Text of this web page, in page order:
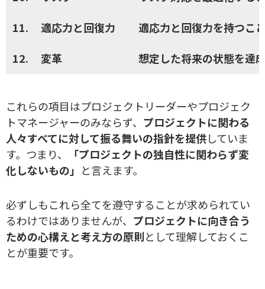
11.
適応力と回復力
適応力と回復力を持つこ
12.
変革 想定した将来の状態を達
これらの項目はプロジェクトリーダーやプロジェク
トマネージャーのみならず、 プロジェクトに関わる
人々すべてに対して振る舞いの指針を提供していま
す。つまり、
「プロジェクトの独自性に関わらず変
化しないもの」 と言えます。
必ずしもこれら全てを遵守することが求められてい
るわけではありませんが、 プロジェクトに向き合う
ための心構えと考え方の原則として理解しておくこ
とが重要です。